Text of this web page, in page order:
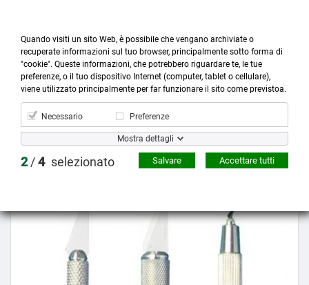

Prodotti

Account

Cerca
more_horiz
Menù
shopping_cart
Prezzo scontato
Quando visiti un sito Web, è possibile che vengano archiviate o
recuperate informazioni sul tuo browser, principalmente sotto forma di
"cookie". Queste informazioni, che potrebbero riguardare te, le tue
preferenze, o il tuo dispositivo Internet (computer, tablet o cellulare),
viene utilizzato principalmente per far funzionare il sito come previstoa.
Necessario Preferenze
Mostra dettagli
2/4 selezionato Accettare tutti
Salvare